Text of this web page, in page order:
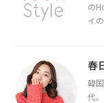
の
イ
春
韓
代